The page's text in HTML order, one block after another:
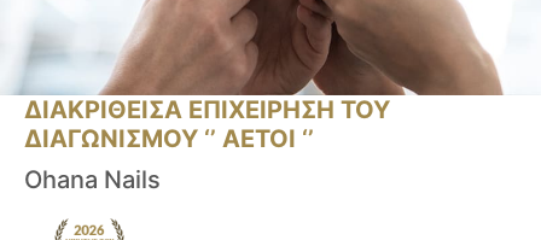
ΔΙΑΚΡΙΘΕΙΣΑ ΕΠΙΧΕΙΡΗΣΗ ΤΟΥ
ΔΙΑΓΩΝΙΣΜΟΥ ‘’ ΑΕΤΟΙ ‘’
Ohana Nails